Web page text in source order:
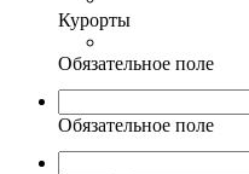
Курорты
Обязательное поле
Обязательное поле